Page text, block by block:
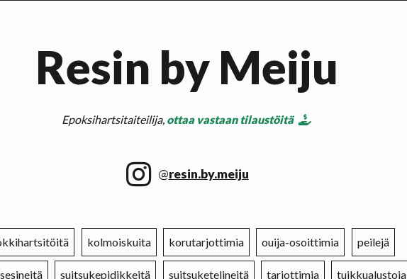
Resin by Meiju
Epoksihartsitaiteilija, ottaa vastaan tilaustöitä
@resin.by.meiju
kolmoiskuita korutarjottimia ouija-osoittimia peilejä
suitsukepidikkeitä suitsuketelineitä tarjottimia tuikkualustoja